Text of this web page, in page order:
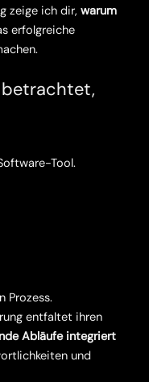
zeige ich dir,warum
erfolgreiche
betrachtet,
Tool.
Prozess.
entfaltet ihren
Abläufe integriert
und